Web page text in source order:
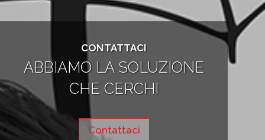
CONTATTACI
ABBIAMO LA SOLUZIONE
CHE CERCHI
Contattaci